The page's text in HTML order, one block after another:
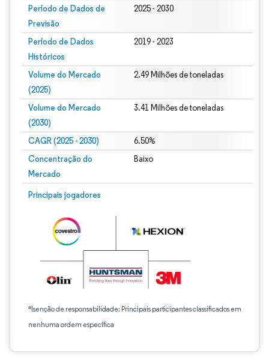
Período de Dados de
Previsão
2025 - 2030
Período de Dados
Históricos
2019 - 2023
Volume do Mercado
(2025)
2.49 Milhões de toneladas
Volume do Mercado
(2030)
3.41 Milhões de toneladas
CAGR (2025 - 2030) 6.50%
Concentração do
Mercado
Baixo
Principais jogadores
*Isenção de responsabilidade: Principais participantes classificados em
nenhuma ordem específica